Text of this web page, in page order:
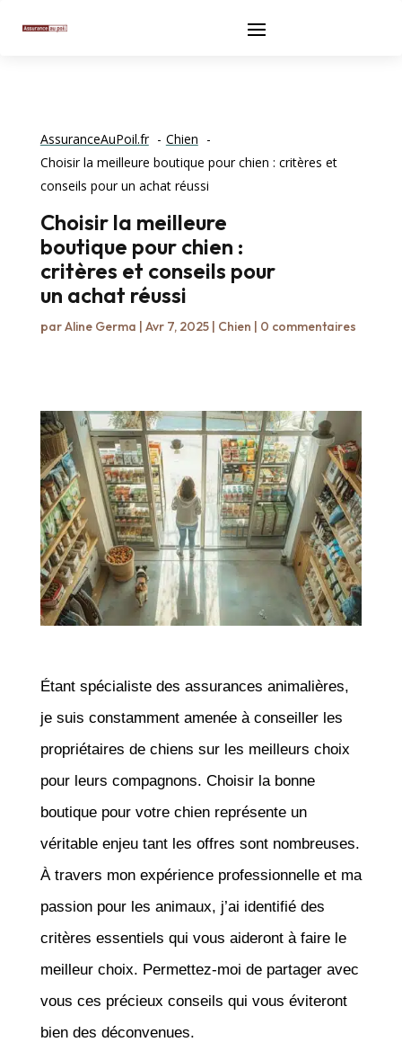
AssuranceAuPoil.fr
Chien
Choisir la meilleure boutique pour chien : critères et
conseils pour un achat réussi
Choisir la meilleure
boutique pour chien :
critères et conseils pour
un achat réussi
parAline Germa | Avr 7, 2025| Chien | 0 commentaires
Étant spécialiste des assurances animalières,
je suis constamment amenée à conseiller les
propriétaires de chiens sur les meilleurs choix
pour leurs compagnons. Choisir la bonne
boutique pour votre chien représente un
véritable enjeu tant les offres sont nombreuses.
À travers mon expérience professionnelle et ma
passion pour les animaux, j’ai identifié des
critères essentiels qui vous aideront à faire le
meilleur choix. Permettez-moi de partager avec
vous ces précieux conseils qui vous éviteront
bien des déconvenues.